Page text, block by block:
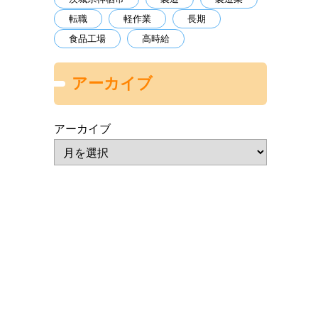
転職
軽作業
長期
食品工場
高時給
アーカイブ
アーカイブ